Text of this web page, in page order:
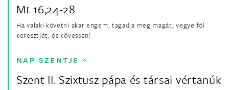
Mt 16,24-28
Ha valaki követni akar engem, tagadja meg magát, vegye föl
keresztjét, és kövessen!
NAP SZENTJE
Szent II. Szixtusz pápa és társai vértanúk